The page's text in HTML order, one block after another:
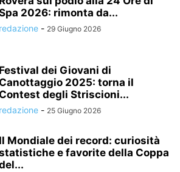
2026: rimonta da...
redazione - 29 Giugno 2026
Festival dei Giovani di
2025: torna il
degli Striscioni...
redazione - 25 Giugno 2026
Il Mondiale dei record: curiosità
e favorite della Coppa